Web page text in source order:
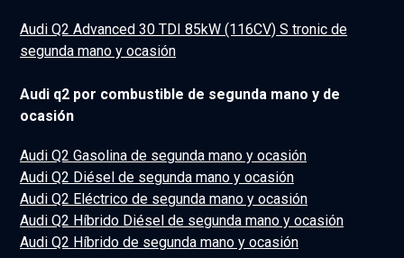
Audi Q2 Advanced 30 TDI 85kW (116CV) S tronic de
segunda mano y ocasión
Audi q2 por combustible de segunda mano y de
ocasión
Audi Q2 Gasolina de segunda mano y ocasión
Audi Q2 Diésel de segunda mano y ocasión
Audi Q2 Eléctrico de segunda mano y ocasión
Audi Q2 Híbrido Diésel de segunda mano y ocasión
Audi Q2 Híbrido de segunda mano y ocasión